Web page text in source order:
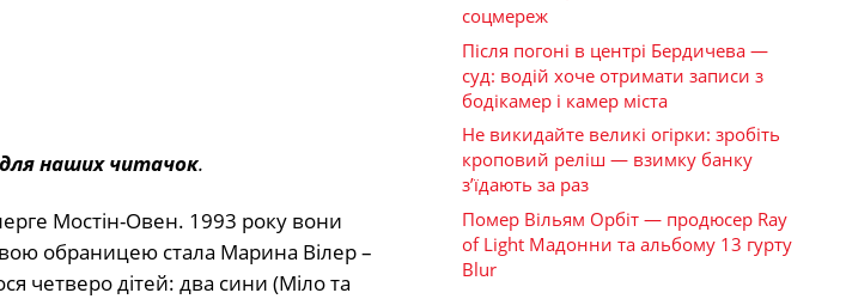
наших читачок.
Мостін-Овен. 1993 року вони
обраницею стала Марина Вілер –
четверо дітей: два сини (Міло та
соцмереж
Після погоні в центрі Бердичева —
суд: водій хоче отримати записи з
бодікамер і камер міста
Не викидайте великі огірки: зробіть
кроповий реліш — взимку банку
з’їдають за раз
Помер Вільям Орбіт — продюсер Ray
of Light Мадонни та альбому 13 гурту
Blur